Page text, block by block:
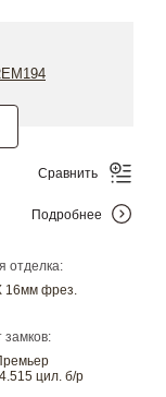
отделка:
фрез.
замков:
цил. б/р
Сравнить
Подробнее